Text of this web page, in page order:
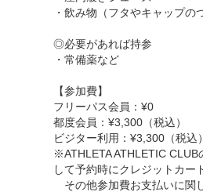
・飲み物（フタやキャップの
◎必要があれば持参
・常備薬など
【参加費】
フリーパス会員：¥0
都度会員：¥3,300（税込）
ビジター利用：¥3,300（税込）
※ATHLETA ATHLETIC
して予約時にクレジットカー
その他参加費お支払いに関